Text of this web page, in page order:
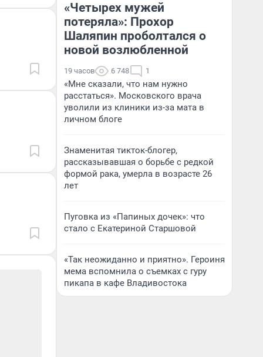
«Четырех мужей
потеряла»: Прохор
Шаляпин проболтался о
новой возлюбленной
19 часов 6 748 1
«Мне сказали, что нам нужно
расстаться». Московского врача
уволили из клиники из-за мата в
личном блоге
Знаменитая тикток-блогер,
рассказывавшая о борьбе с редкой
формой рака, умерла в возрасте 26
лет
Пуговка из «Папиных дочек»: что
стало с Екатериной Старшовой
«Так неожиданно и приятно». Героиня
мема вспомнила о съемках с гуру
пикапа в кафе Владивостока